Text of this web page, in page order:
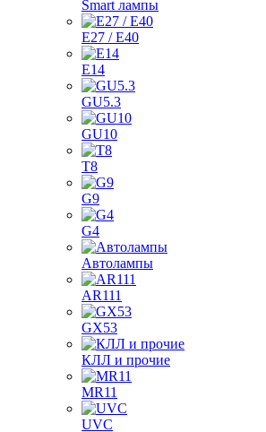
Smart лампы
E27 / E40
E14
GU5.3
GU10
T8
G9
G4
Автолампы
AR111
GX53
КЛЛ и прочие
MR11
UVC